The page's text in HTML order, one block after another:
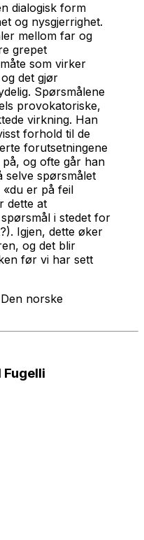
dialogisk form
og nysgjerrighet.
mellom far og
grepet
som virker
det gjør
Spørsmålene
provokatoriske,
virkning. Han
forhold til de
forutsetningene
og ofte går han
selve spørsmålet
er på feil
dette at
i stedet for
Igjen, dette øker
og det blir
før vi har sett
norske